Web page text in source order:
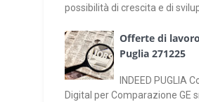
possibilità di crescita e di
Offerte di
Puglia 271225
INDEED PUGLIA
Digital per Comparazione GE